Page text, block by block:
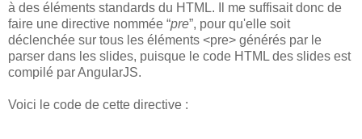
à des éléments standards du HTML. Il me suffisait donc de
faire une directive nommée “pre”, pour qu'elle soit
déclenchée sur tous les éléments <pre> générés par le
parser dans les slides, puisque le code HTML des slides est
compilé par AngularJS.
Voici le code de cette directive :